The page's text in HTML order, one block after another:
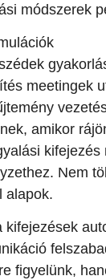
módszerek
meetingek
amikor
kifejezés
Nem
alapok.
kifejezések
figyelünk,